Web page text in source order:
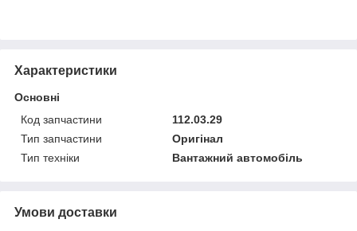
Характеристики
Основні
Код запчастини
112.03.29
Тип запчастини
Оригінал
Тип техніки
Вантажний автомобіль
Умови доставки